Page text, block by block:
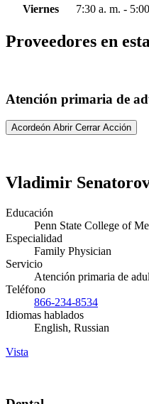
Viernes
7:30 a. m. -
Proveedores en
Atención primaria de
Acordeón Abrir Cerrar Acción
Vladimir
Educación
Penn State College of
Especialidad
Family Physician
Servicio
Atención primaria de
Teléfono
866-234-8534
Idiomas hablados
English, Russian
Vista